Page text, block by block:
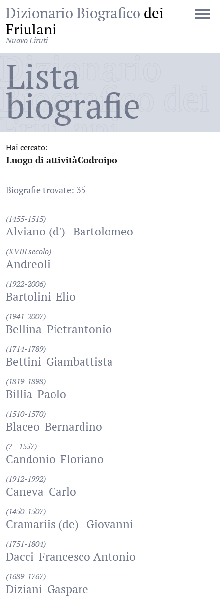
Dizionario Biografico dei
Friulani
Nuovo Liruti
Dizionario
Biografico dei
Friulani
Lista
biografie
Hai cercato:
Luogo di attività
:Codroipo
Biografie trovate: 35
(1455-1515)
Alviano (d') Bartolomeo
(XVIII secolo)
Andreoli
(1922-2006)
Bartolini Elio
(1941-2007)
Bellina Pietrantonio
(1714-1789)
Bettini Giambattista
(1819-1898)
Billia Paolo
(1510-1570)
Blaceo Bernardino
(? - 1557)
Candonio Floriano
(1912-1992)
Caneva Carlo
(1450-1507)
Cramariis (de) Giovanni
(1751-1804)
Dacci Francesco Antonio
(1689-1767)
Diziani Gaspare